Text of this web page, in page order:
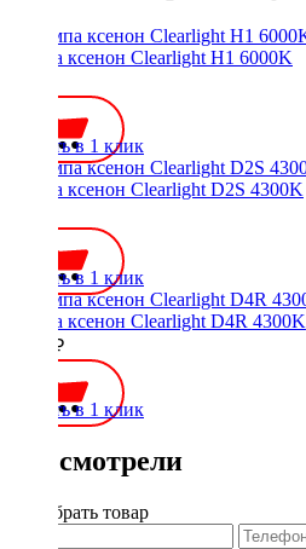
Лампа ксенон Clearlight H1 6000K
Купить в 1 клик
Лампа ксенон Clearlight D2S 4300K
Купить в 1 клик
Лампа ксенон Clearlight D4R 4300K
1400 ₽
Купить в 1 клик
Вы смотрели
Подобрать товар